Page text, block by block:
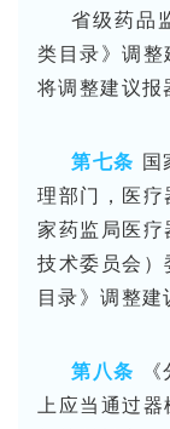
省级药品
类目录》调整
将调整建议报
第七条 国
理部门，医疗
家药监局医
技术委员会
目录》调整建
第八条
《
上应当通过